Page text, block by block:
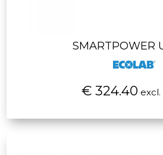
SMARTPOWER
€ 324.40